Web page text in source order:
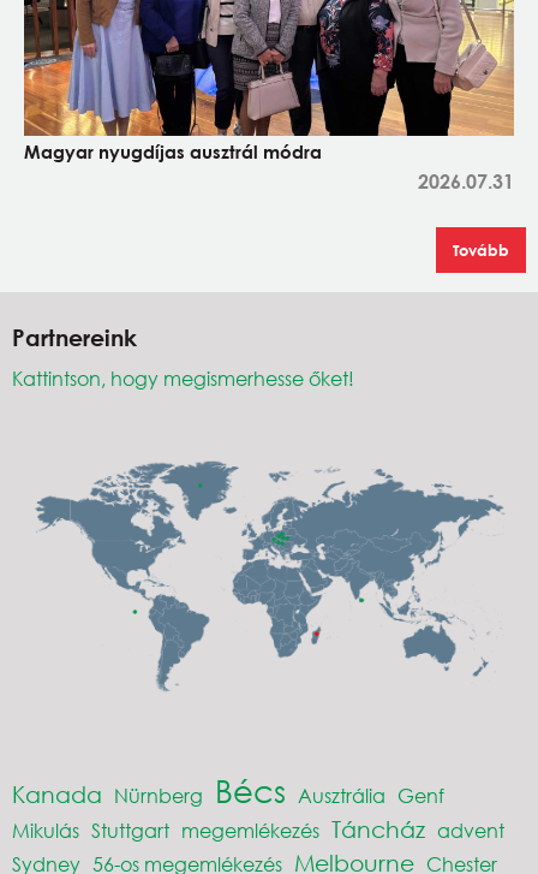
Magyar nyugdíjas ausztrál módra
2026.07.31
Tovább
Partnereink
Kattintson, hogy megismerhesse őket!
Kanada Nürnberg Bécs Ausztrália Genf
Mikulás Stuttgart megemlékezés Táncház advent
Sydney 56-os megemlékezés Melbourne Chester